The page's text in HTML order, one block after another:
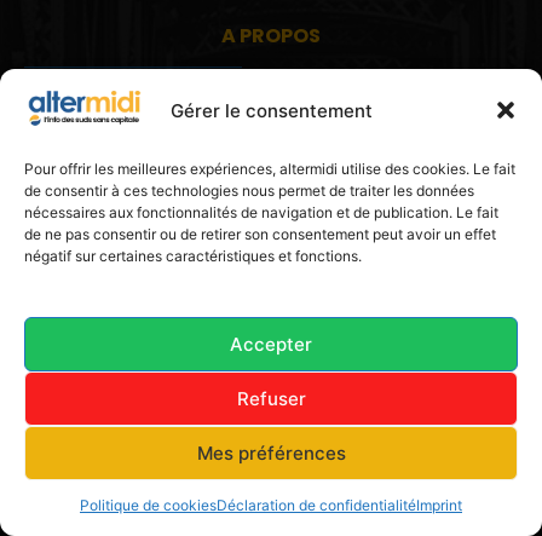
Gérer le consentement
Pour offrir les meilleures expériences, altermidi utilise des cookies. Le fait
de consentir à ces technologies nous permet de traiter les données
nécessaires aux fonctionnalités de navigation et de publication. Le fait
de ne pas consentir ou de retirer son consentement peut avoir un effet
négatif sur certaines caractéristiques et fonctions.
Accepter
Refuser
Mes préférences
Politique de cookiesDéclaration de confidentialitéImprint
A PROPOS
altermidi est un média interrégional Occitanie-Sud Paca
libre et indépendant délivrant une information citoyenne
et participative.
altermidi est ouvert sur les suds, la méditerranée,
l'europe.
altermidi aborde des thématiques globales évaluées à
partir des constats de terrain ou d'analyses à l'échelon
local.
Contactez nous:
© 2025 altermidi.org - Les amis d'altermidi